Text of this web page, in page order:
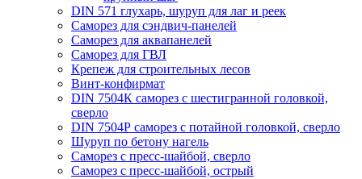
DIN 571 глухарь, шуруп для лаг и реек
Саморез для сэндвич-панелей
Саморез для аквапанелей
Саморез для ГВЛ
Крепеж для строительных лесов
Винт-конфирмат
DIN 7504К саморез с шестигранной головкой,
сверло
DIN 7504Р саморез с потайной головкой, сверло
Шуруп по бетону нагель
Саморез с пресс-шайбой, сверло
Саморез с пресс-шайбой, острый